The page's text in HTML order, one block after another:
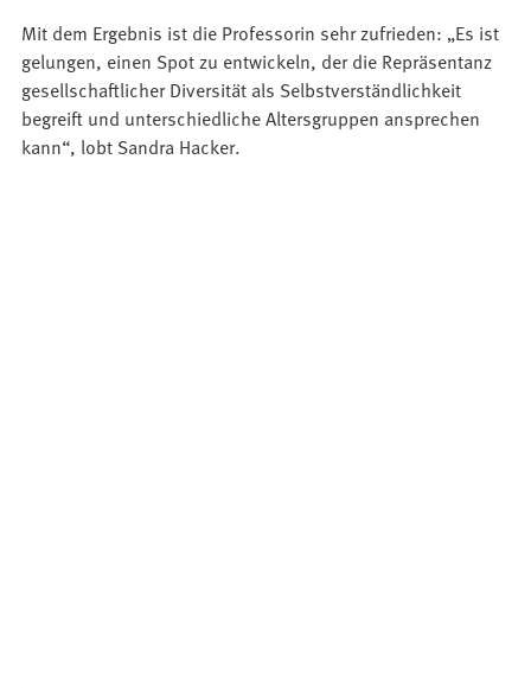
Mit dem Ergebnis ist die Professorin sehr zufrieden: „Es ist
gelungen, einen Spot zu entwickeln, der die Repräsentanz
gesellschaftlicher Diversität als Selbstverständlichkeit
begreift und unterschiedliche Altersgruppen ansprechen
kann“, lobt Sandra Hacker.